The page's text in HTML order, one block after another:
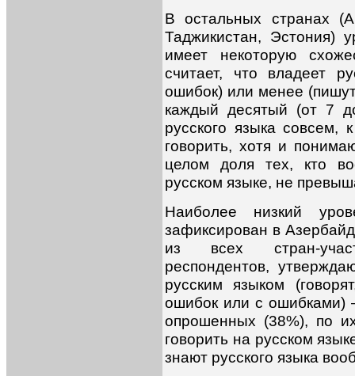
В остальных странах
Таджикистан, Эстония)
имеет некоторую
считает, что владеет
ошибок) или менее
каждый десятый (от 7
русского языка
говорить, хотя и
целом доля тех, кто
русском языке, не
Наиболее низкий
зафиксирован в
из всех стран-
респондентов,
русским языком
ошибок или с ошибками)
опрошенных (38%), по
говорить на русском
знают русского языка